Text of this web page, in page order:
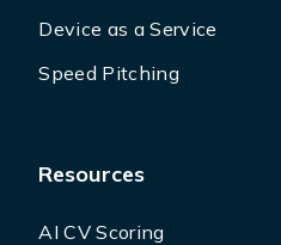
Device as a Service
Speed Pitching
Resources
AI CV Scoring